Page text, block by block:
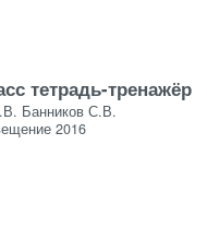
тетрадь-тренажёр
Банников С.В.
2016